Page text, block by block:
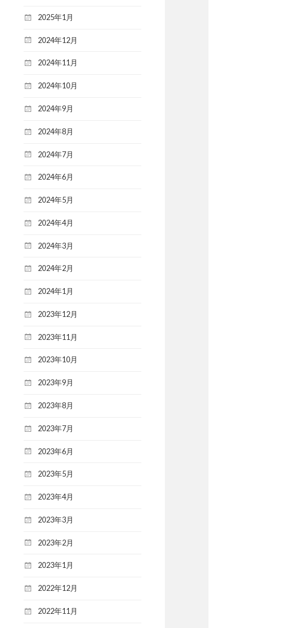
2025年1月
2024年12月
2024年11月
2024年10月
2024年9月
2024年8月
2024年7月
2024年6月
2024年5月
2024年4月
2024年3月
2024年2月
2024年1月
2023年12月
2023年11月
2023年10月
2023年9月
2023年8月
2023年7月
2023年6月
2023年5月
2023年4月
2023年3月
2023年2月
2023年1月
2022年12月
2022年11月